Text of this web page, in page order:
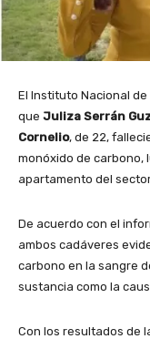
El Instituto Nacional
que Juliza Serrán
Cornelio, de 22,
monóxido de carbono,
apartamento del
De acuerdo con el
ambos cadáveres
carbono en la sangre
sustancia como la
Con los resultados de